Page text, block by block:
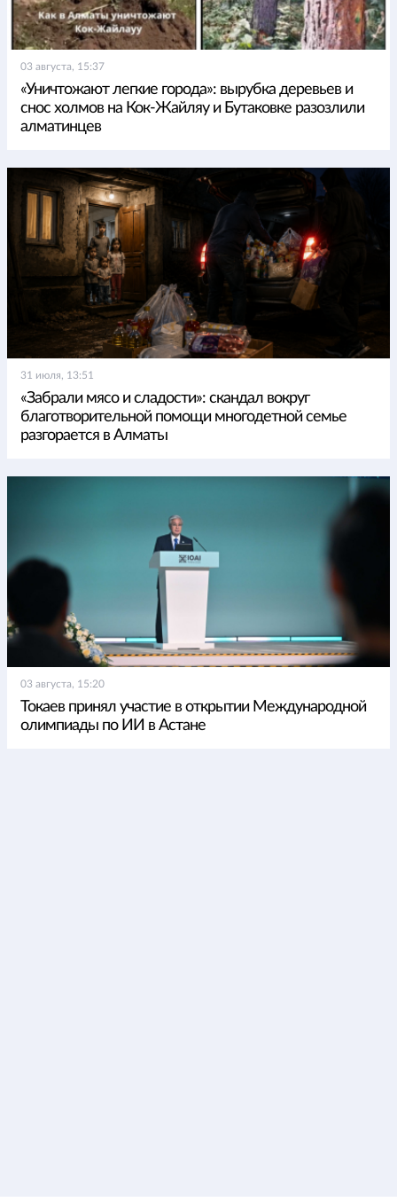
03 августа, 15:37
«Уничтожают легкие города»: вырубка деревьев и
снос холмов на Кок-Жайляу и Бутаковке разозлили
алматинцев
31 июля, 13:51
«Забрали мясо и сладости»: скандал вокруг
благотворительной помощи многодетной семье
разгорается в Алматы
03 августа, 15:20
Токаев принял участие в открытии Международной
олимпиады по ИИ в Астане